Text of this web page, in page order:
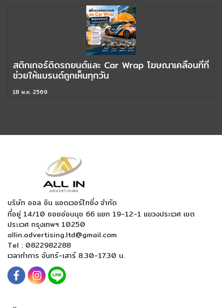
สติกเกอร์ติดรถยนต์และ Car Wrap โฆษณาเคลื่อนที่ที่
ช่วยให้แบรนด์ถูกเห็นทุกวัน
18 พ.ค. 2569
บริษัท ออล อิน แอดเวอร์ไทซิ่ง จำกัด
ที่อยู่ 14/10 ซอยอ่อนนุช 66 แยก 19-12-1 แขวงประเวศ เขต
ประเวศ กรุงเทพฯ 10250
allin.advertising.ltd@gmail.com
Tel : 0822982288
เวลาทำการ จันทร์-เสาร์ 8.30-17.30 น.